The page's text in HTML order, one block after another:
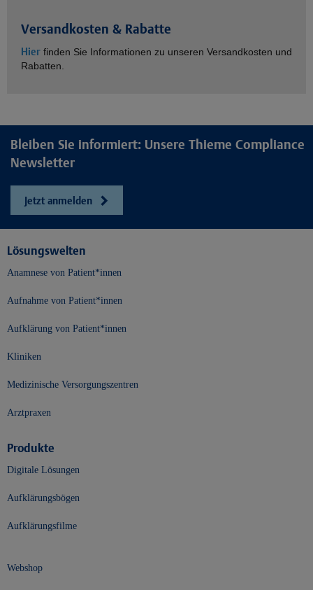
Versandkosten & Rabatte
Hier finden Sie Informationen zu unseren Versandkosten und
Rabatten.
Bleiben Sie informiert: Unsere Thieme Compliance
Newsletter
Jetzt anmelden
Lösungswelten
Anamnese von Patient*innen
Aufnahme von Patient*innen
Aufklärung von Patient*innen
Kliniken
Medizinische Versorgungszentren
Arztpraxen
Produkte
Digitale Lösungen
Aufklärungsbögen
Aufklärungsfilme
Webshop